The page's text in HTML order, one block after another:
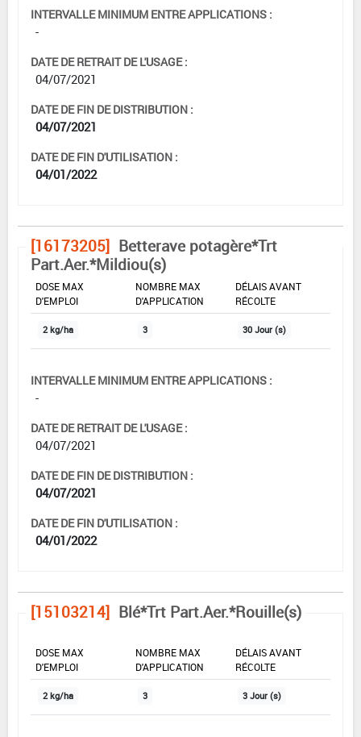
INTERVALLE MINIMUM ENTRE APPLICATIONS :
-
DATE DE RETRAIT DE L'USAGE :
04/07/2021
DATE DE FIN DE DISTRIBUTION :
04/07/2021
DATE DE FIN D'UTILISATION :
04/01/2022
[16173205] Betterave potagère*Trt
Part.Aer.*Mildiou(s)
DOSE MAX
D'EMPLOI
NOMBRE MAX
D'APPLICATION
DÉLAIS AVANT
RÉCOLTE
2 kg/ha 3 30 Jour (s)
INTERVALLE MINIMUM ENTRE APPLICATIONS :
-
DATE DE RETRAIT DE L'USAGE :
04/07/2021
DATE DE FIN DE DISTRIBUTION :
04/07/2021
DATE DE FIN D'UTILISATION :
04/01/2022
[15103214] Blé*Trt Part.Aer.*Rouille(s)
DOSE MAX
D'EMPLOI
NOMBRE MAX
D'APPLICATION
DÉLAIS AVANT
RÉCOLTE
2 kg/ha 3 3 Jour (s)